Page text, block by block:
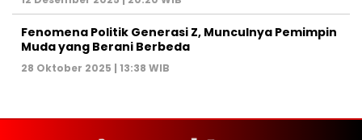
Fenomena Politik Generasi Z, Munculnya Pemimpin
Muda yang Berani Berbeda
28 Oktober 2025 | 13:38 WIB